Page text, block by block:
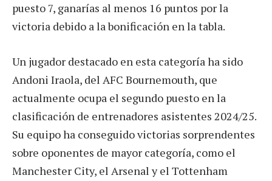
puesto 7, ganarías al menos 16 puntos por la
victoria debido a la bonificación en la tabla.
Un jugador destacado en esta categoría ha sido
Andoni Iraola, del AFC Bournemouth, que
actualmente ocupa el segundo puesto en la
clasificación de entrenadores asistentes 2024/25.
Su equipo ha conseguido victorias sorprendentes
sobre oponentes de mayor categoría, como el
Manchester City, el Arsenal y el Tottenham